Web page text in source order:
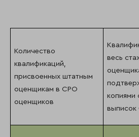
Количество
квалификаций,
присвоенных штатным
оценщикам в СРО
оценщиков
весь
копиями